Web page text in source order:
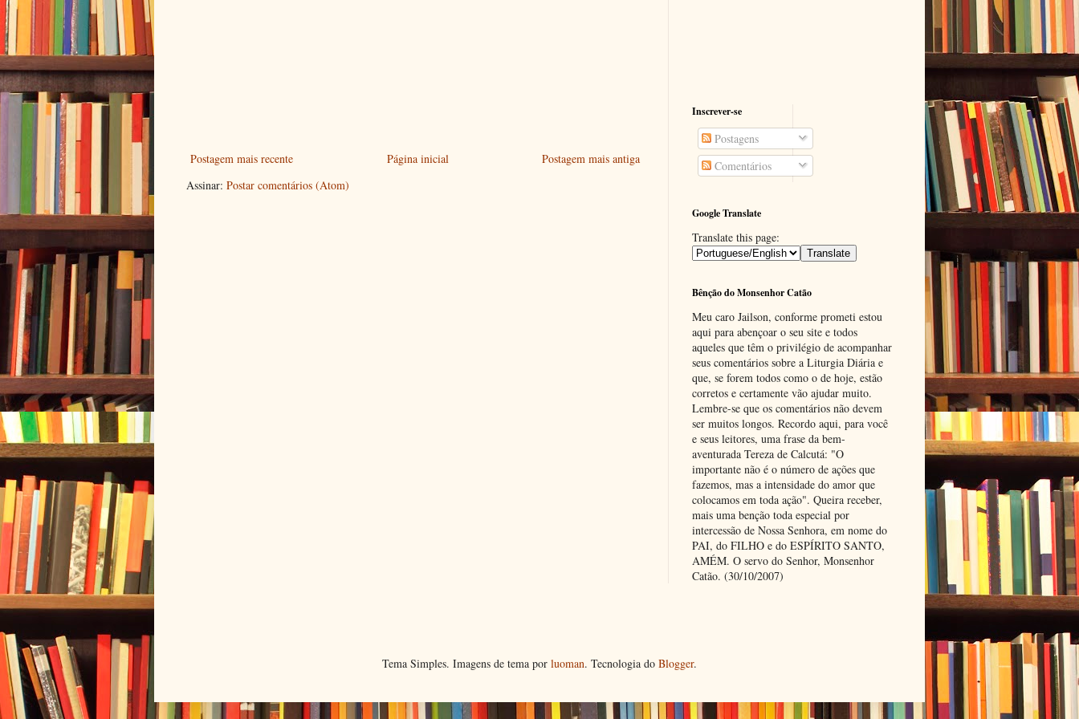
Postagem mais recente Postagem mais antiga
Página inicial
Assinar: Postar comentários (Atom)
Inscrever-se
Postagens
Comentários
Google Translate
Translate this page:
Bênção do Monsenhor Catão
Meu caro Jailson, conforme prometi estou
aqui para abençoar o seu site e todos
aqueles que têm o privilégio de acompanhar
seus comentários sobre a Liturgia Diária e
que, se forem todos como o de hoje, estão
corretos e certamente vão ajudar muito.
Lembre-se que os comentários não devem
ser muitos longos. Recordo aqui, para você
e seus leitores, uma frase da bem-
aventurada Tereza de Calcutá: "O
importante não é o número de ações que
fazemos, mas a intensidade do amor que
colocamos em toda ação". Queira receber,
mais uma benção toda especial por
intercessão de Nossa Senhora, em nome do
PAI, do FILHO e do ESPÍRITO SANTO,
AMÉM. O servo do Senhor, Monsenhor
Catão. (30/10/2007)
Tema Simples. Imagens de tema por luoman. Tecnologia do Blogger.